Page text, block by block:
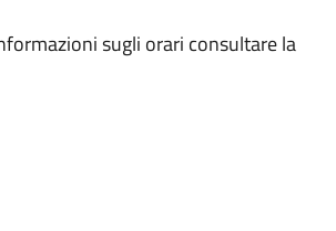
sugli orari consultare la